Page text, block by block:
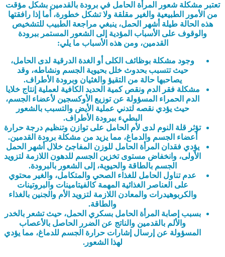
تعتبر مشكلة شعور المرأة الحامل في برودة بالقدمين بشكل مؤقت
من الأمور الطبيعية والغير مقلقة ولا تشكل خطورة، أما إذا رافقتها
هذه الحالة طيلة أشهر الحمل، ينبغي مراجعة الطبيب للتشخيص
والوقوف على الأسباب المؤدية إلى الشعور المستمر ببرودة
القدمين، ومن هذه الأسباب ما يلي:
وجود مشكلة بوظائف الكلى أو الغدة الدرقية لدى الحامل،
حيث تتسبب بحدوث خلل بحيوية الجسم ونشاطه، وقد
يصاحبها حالة من التقيؤ والغثيان وبرودة الأطراف.
مشكلة فقر الدم ونقص كمية الحديد الكافية لعملية إنتاج خلايا
الدم الحمراء المسؤولة عن توزيع الأوكسجين لأعضاء الجسم،
حيث يؤدي نقصه لتدني عملية الأيض والتسبب بالشعور
البطيء ببرودة الأطراف.
تؤثر قلة النوم لدى لأم الحامل على توازن وتنظيم درجة حرارة
أعضاء الجسم والدماغ، مما يزيد من مشكلة برودة القدمين.
يؤدي فقدان المرأة الحامل للوزن المفاجئ خلال أشهر الحمل
الأولى، وانخفاض مستوى تخزين الجسم للدهون اللازمة لتزويد
الجسم بالطاقة والحيوية، إلى الشعور بالبرودة.
عدم تناول الحامل للغذاء الصحي والمتكامل، والغير محتوي
على العناصر الغذائية المهمة كالفيتامينات والبروتينات
والكربوهيدرات والمعادن اللازمة لتزويد الأم والجنين بالغذاء
والطاقة.
بسبب إصابة المرأة الحامل بسكري الحمل، حيث تشعر بالخدر
والألم بالقدمين والناتج عن الضرر الحاصل بالأعصاب
المسؤولة عن إرسال إشارات حرارة الجسم للدماغ، مما يؤدي
لهذا الشعور.